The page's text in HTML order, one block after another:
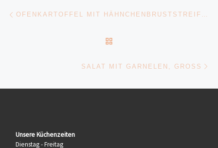
Beitragsnavigation OFENKARTOFFEL MIT HÄHNCHENBRUSTSTREIFEN
SALAT MIT GARNELEN, GROSS
Unsere Küchenzeiten
Dienstag - Freitag